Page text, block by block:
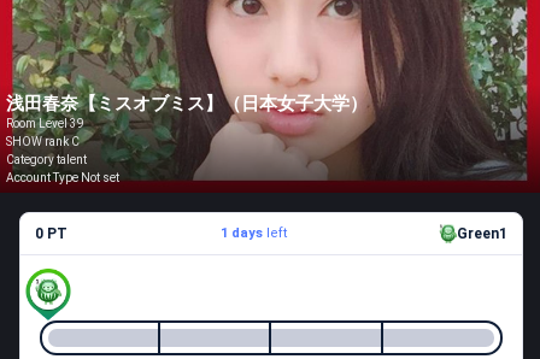
浅田春奈【ミスオブミス】（日本女子大学）
Room Level 39
SHOW rank C
Category talent
Account Type Not set
0 PT 1 daysleft Green1